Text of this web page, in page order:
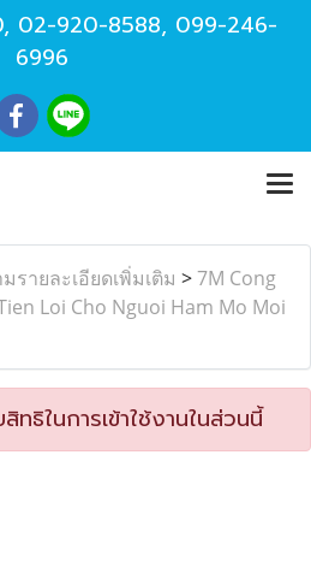
, 02-920-8588, 099-246-
6996
รายละเอียดเพิ่มเติม >7M Cong
Loi Cho Nguoi Ham Mo Moi
ธิในการเข้าใช้งานในส่วนนี้